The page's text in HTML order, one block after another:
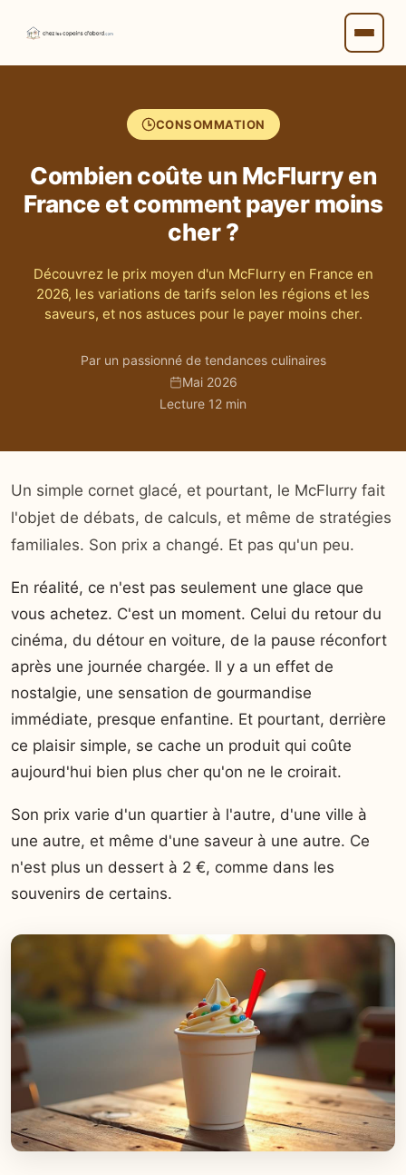
CONSOMMATION
Combien coûte un McFlurry en
France et comment payer moins
cher ?
Découvrez le prix moyen d'un McFlurry en France en
2026, les variations de tarifs selon les régions et les
saveurs, et nos astuces pour le payer moins cher.
Par un passionné de tendances culinaires
Mai 2026
Lecture 12 min
Un simple cornet glacé, et pourtant, le McFlurry fait
l'objet de débats, de calculs, et même de stratégies
familiales. Son prix a changé. Et pas qu'un peu.
En réalité, ce n'est pas seulement une glace que
vous achetez. C'est un moment. Celui du retour du
cinéma, du détour en voiture, de la pause réconfort
après une journée chargée. Il y a un effet de
nostalgie, une sensation de gourmandise
immédiate, presque enfantine. Et pourtant, derrière
ce plaisir simple, se cache un produit qui coûte
aujourd'hui bien plus cher qu'on ne le croirait.
Son prix varie d'un quartier à l'autre, d'une ville à
une autre, et même d'une saveur à une autre. Ce
n'est plus un dessert à 2 €, comme dans les
souvenirs de certains.